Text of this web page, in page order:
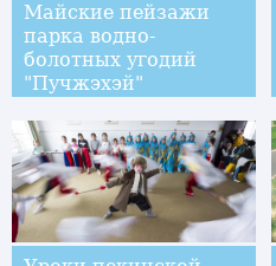
Майские пейзажи
парка водно-
болотных угодий
"Пучжэхэй"